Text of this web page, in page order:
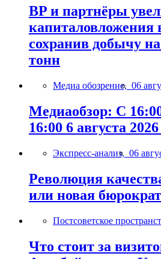
BP и партнёры
капиталовложения
сохранив добычу
тонн
Медиа обозрение, 06
Медиаобзор: С
16:00 6 августа 2026
Экспресс-анализ, 06
Революция
или новая
Постсоветское
Что стоит за